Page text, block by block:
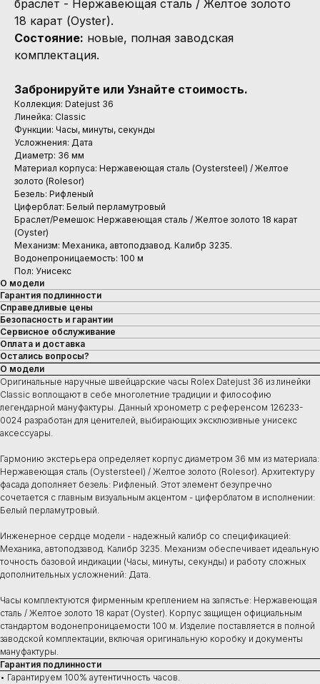
браслет - Нержавеющая сталь / Желтое золото
18 карат (Oyster).
Состояние: новые, полная заводская
комплектация.
Забронируйте или Узнайте стоимость.
Коллекция: Datejust 36
Линейка: Classic
Функции: Часы, минуты, секунды
Усложнения: Дата
Диаметр: 36 мм
Материал корпуса: Нержавеющая сталь (Oystersteel) / Желтое
золото (Rolesor)
Безель: Рифленый
Циферблат: Белый перламутровый
Браслет/Ремешок: Нержавеющая сталь / Желтое золото 18 карат
(Oyster)
Механизм: Механика, автоподзавод. Калибр 3235.
Водонепроницаемость: 100 м
Пол: Унисекс
О модели
Гарантия подлинности
Справедливые цены
Безопасность и гарантии
Сервисное обслуживание
Оплата и доставка
Остались вопросы?
О модели
Оригинальные наручные швейцарские часы Rolex Datejust 36 из линейки
Classic воплощают в себе многолетние традиции и философию
легендарной мануфактуры. Данный хронометр с референсом 126233-
0024 разработан для ценителей, выбирающих эксклюзивные унисекс
аксессуары.
Гармонию экстерьера определяет корпус диаметром 36 мм из материала:
Нержавеющая сталь (Oystersteel) / Желтое золото (Rolesor). Архитектуру
фасада дополняет безель: Рифленый. Этот элемент безупречно
сочетается с главным визуальным акцентом - циферблатом в исполнении:
Белый перламутровый.
Инженерное сердце модели - надежный калибр со спецификацией:
Механика, автоподзавод. Калибр 3235. Механизм обеспечивает идеальную
точность базовой индикации (Часы, минуты, секунды) и работу сложных
дополнительных усложнений: Дата.
Часы комплектуются фирменным креплением на запястье: Нержавеющая
сталь / Желтое золото 18 карат (Oyster). Корпус защищен официальным
стандартом водонепроницаемости 100 м. Изделие поставляется в полной
заводской комплектации, включая оригинальную коробку и документы
мануфактуры.
Гарантия подлинности
• Гарантируем 100% аутентичность часов.